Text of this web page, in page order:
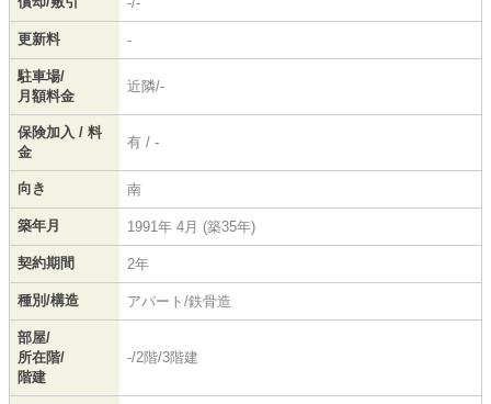
更新料 -
駐車場/
月額料金
近隣/-
保険加入 / 料
金
有 / -
向き 南
築年月 1991年 4月 (築35年)
契約期間 2年
種別/構造 アパート/鉄骨造
部屋/
所在階/
階建
-/2階/3階建